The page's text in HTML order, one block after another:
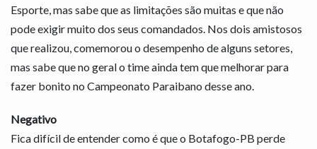
Esporte, mas sabe que as limitações são muitas e que não
pode exigir muito dos seus comandados. Nos dois amistosos
que realizou, comemorou o desempenho de alguns setores,
mas sabe que no geral o time ainda tem que melhorar para
fazer bonito no Campeonato Paraibano desse ano.
Negativo
Fica difícil de entender como é que o Botafogo-PB perde